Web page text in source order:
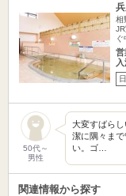
相
ぐ
営
50代～
男性
大変すばら
潔に隅々ま
い。ゴ…
関連情報から探す